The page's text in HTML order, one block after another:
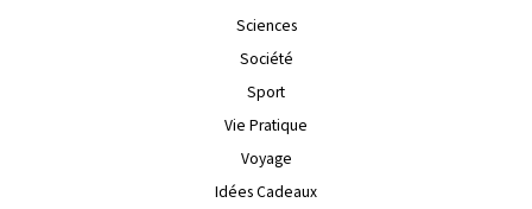
Sciences
Société
Sport
Vie Pratique
Voyage
Idées Cadeaux